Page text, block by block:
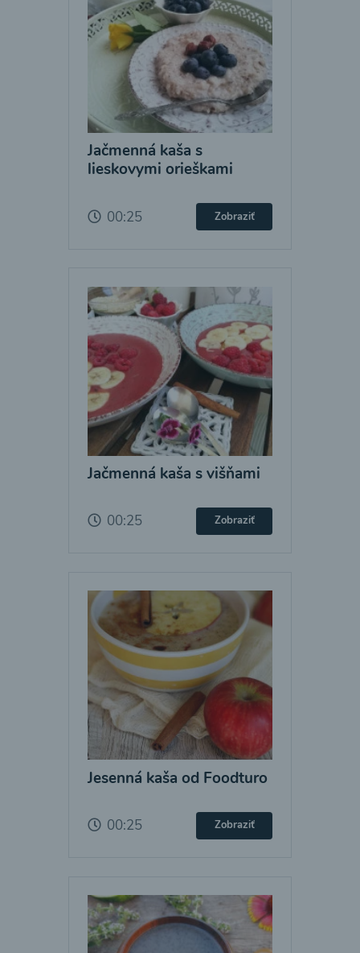
Jačmenná kaša s
lieskovymi orieškami
00:25 Zobraziť
Jačmenná kaša s višňami
00:25 Zobraziť
Jesenná kaša od Foodturo
00:25 Zobraziť